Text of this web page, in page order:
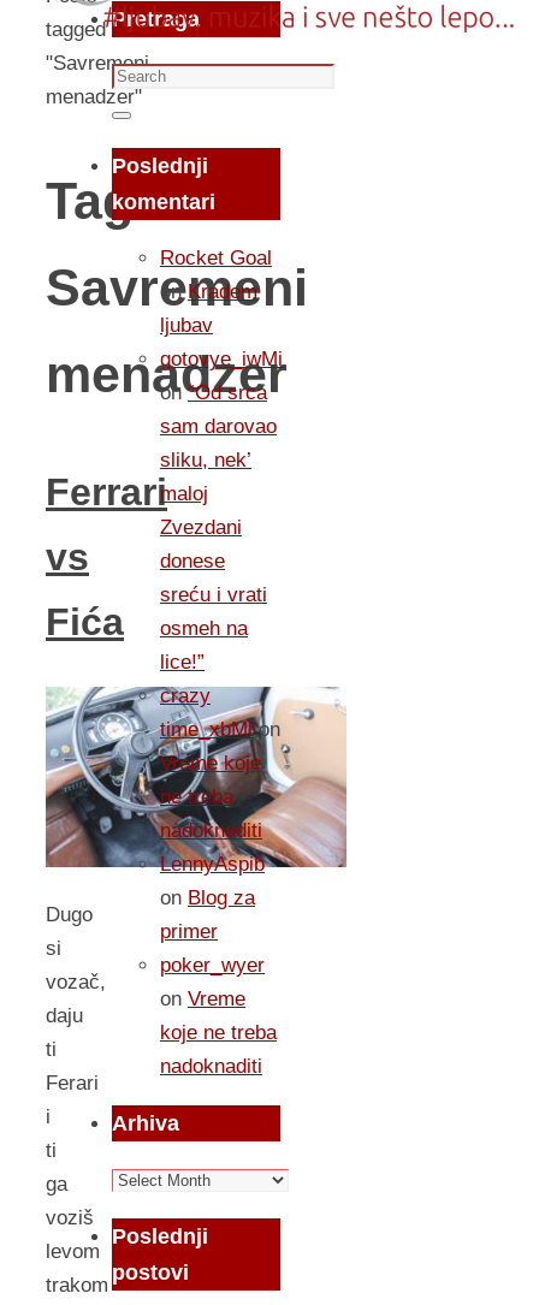
tagged
"Savremeni
menadzer"
Tag:
Savremeni
menadzer
Ferrari
vs
Fića
Dugo
si
vozač,
daju
ti
Ferari
i
ti
ga
voziš
levom
trakom
Pretraga
Search
for:
Search
Poslednji
komentari
Rocket Goal
onKradem
ljubav
gotovye_iwMi
on“Od srca
sam darovao
sliku, nek’
maloj
Zvezdani
donese
sreću i vrati
osmeh na
lice!”
crazy
time_xbMlon
Vreme koje
ne treba
nadoknaditi
LennyAspib
on Blog za
primer
poker_wyer
on Vreme
koje ne treba
nadoknaditi
Arhiva
Arhiva
Poslednji
postovi